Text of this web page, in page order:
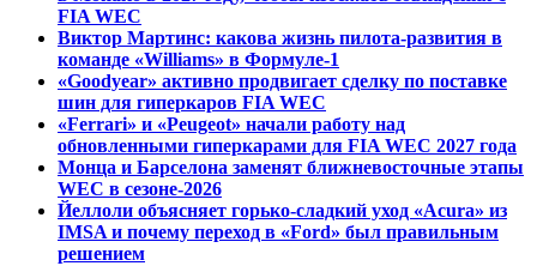
FIA WEC
Виктор Мартинс: какова жизнь пилота-развития в
команде «Williams» в Формуле-1
«Goodyear» активно продвигает сделку по поставке
шин для гиперкаров FIA WEC
«Ferrari» и «Peugeot» начали работу над
обновленными гиперкарами для FIA WEC 2027 года
Монца и Барселона заменят ближневосточные этапы
WEC в сезоне-2026
Йеллоли объясняет горько-сладкий уход «Acura» из
IMSA и почему переход в «Ford» был правильным
решением